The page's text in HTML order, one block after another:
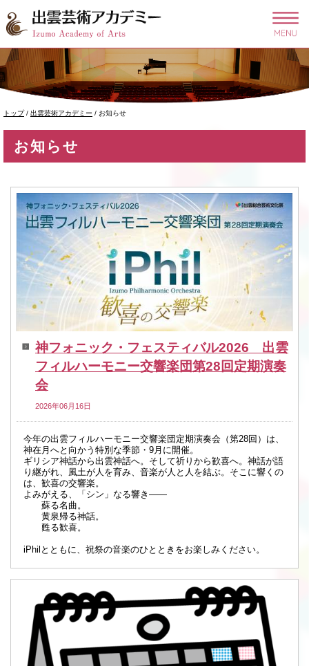
このページの本文へ
現
置：
トップ/ 出雲芸術アカデミー / お知らせ
お知らせ
神フォニック・フェスティバル2026 出雲
フィルハーモニー交響楽団第28回定期演奏
会
2026年06月16日
今年の出雲フィルハーモニー交響楽団定期演奏会（第28回）は、
神在月へと向かう特別な季節・9月に開催。
ギリシア神話から出雲神話へ。そして祈りから歓喜へ。神話が語
り継がれ、風土が人を育み、音楽が人と人を結ぶ。そこに響くの
は、歓喜の交響楽。
よみがえる、「シン」なる響き――
蘇る名曲。
黄泉帰る神話。
甦る歓喜。
iPhilとともに、祝祭の音楽のひとときをお楽しみください。